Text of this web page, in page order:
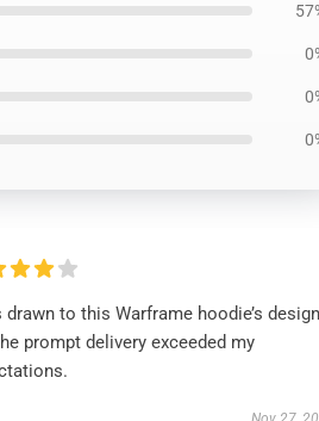
drawn to this Warframe hoodie’s
prompt delivery exceeded my